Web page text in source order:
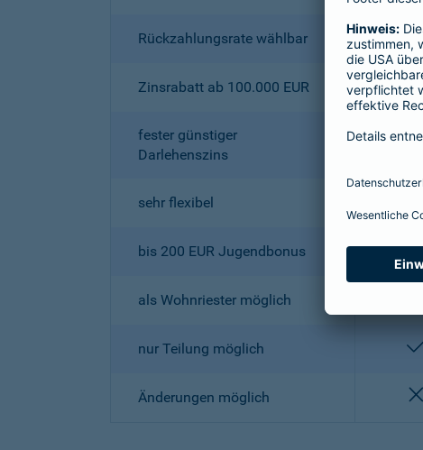
Rückzahlungsrate wählbar
Zinsrabatt ab 100.000 EUR
fester günstiger
Darlehenszins
sehr flexibel
bis 200 EUR Jugendbonus
als Wohnriester möglich
nur Teilung möglich
Änderungen möglich